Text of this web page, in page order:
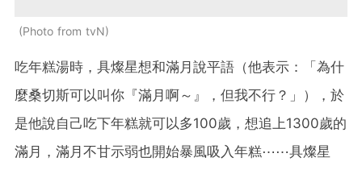
Photo from tvN
吃年糕湯時，具燦星想和滿月說平語（他表示：「為什
麼桑切斯可以叫你『滿月啊～』，但我不行？」），於
是他說自己吃下年糕就可以多100歲，想追上1300歲的
滿月，滿月不甘示弱也開始暴風吸入年糕⋯⋯具燦星